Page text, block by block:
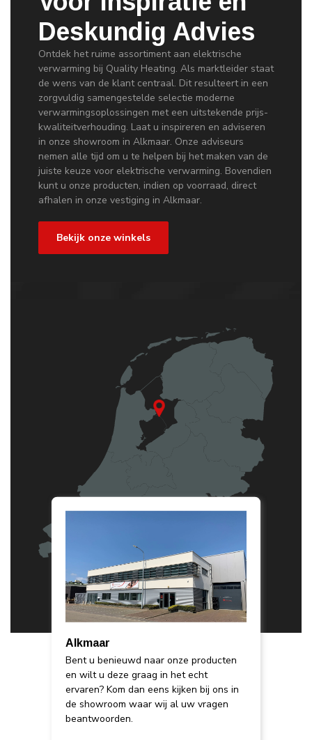
Deskundig Advies
Ontdek het ruime assortiment aan elektrische
verwarming bij Quality Heating. Als marktleider staat
de wens van de klant centraal. Dit resulteert in een
zorgvuldig samengestelde selectie moderne
verwarmingsoplossingen met een uitstekende prijs-
kwaliteitverhouding. Laat u inspireren en adviseren
in onze showroom in Alkmaar. Onze adviseurs
nemen alle tijd om u te helpen bij het maken van de
juiste keuze voor elektrische verwarming. Bovendien
kunt u onze producten, indien op voorraad, direct
afhalen in onze vestiging in Alkmaar.
Bekijk onze winkels
Alkmaar
Bent u benieuwd naar onze producten
en wilt u deze graag in het echt
ervaren? Kom dan eens kijken bij ons in
de showroom waar wij al uw vragen
beantwoorden.